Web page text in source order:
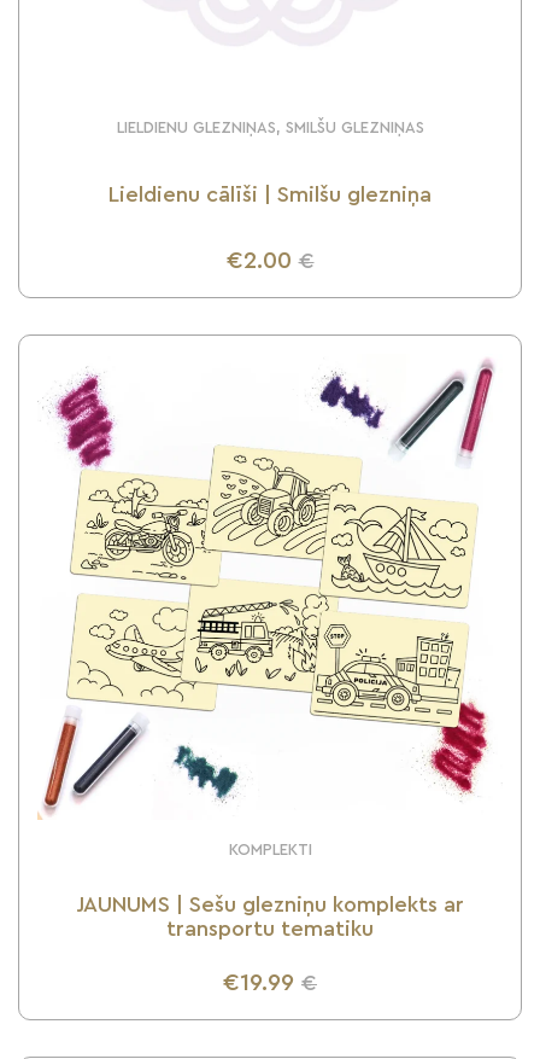
LIELDIENU GLEZNIŅAS, SMILŠU GLEZNIŅAS
Lieldienu cālīši | Smilšu glezniņa
€2.00 €
UZZINI VAIRĀK
KOMPLEKTI
JAUNUMS | Sešu glezniņu komplekts ar
transportu tematiku
€19.99 €
UZZINI VAIRĀK